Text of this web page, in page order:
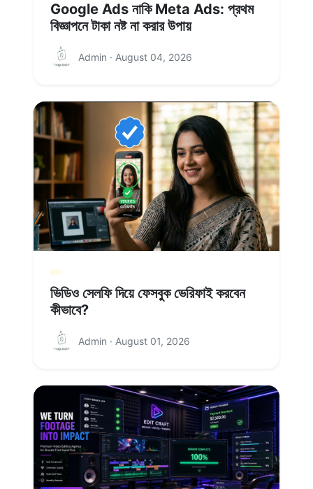
Google Ads নাকি Meta Ads: প্রথম
বিজ্ঞাপনে টাকা নষ্ট না করার উপায়
Admin · August 04, 2026
ভিডিও সেলফি দিয়ে ফেসবুক ভেরিফাই করবেন
কীভাবে?
Admin · August 01, 2026